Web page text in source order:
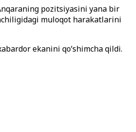
pozitsiyasini yana bir
muloqot harakatlarini
ekanini qo‘shimcha qildi.